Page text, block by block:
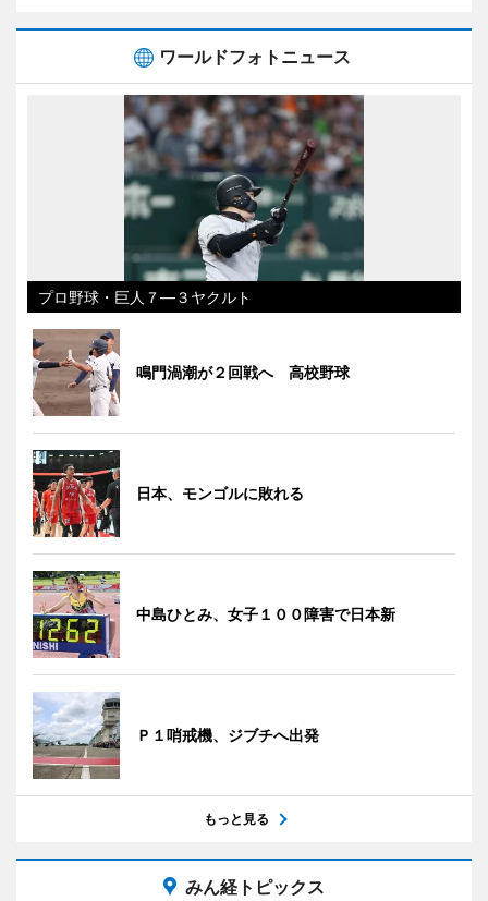
ワールドフォトニュース
プロ野球・巨人７―３ヤクルト
鳴門渦潮が２回戦へ 高校野球
日本、モンゴルに敗れる
中島ひとみ、女子１００障害で日本新
Ｐ１哨戒機、ジブチへ出発
もっと見る
みん経トピックス